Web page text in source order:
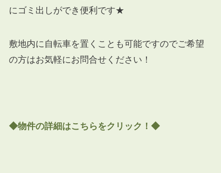
にゴミ出しができ便利です★
敷地内に自転車を置くことも可能ですのでご希望
の方はお気軽にお問合せください！
◆物件の詳細はこちらをクリック！◆